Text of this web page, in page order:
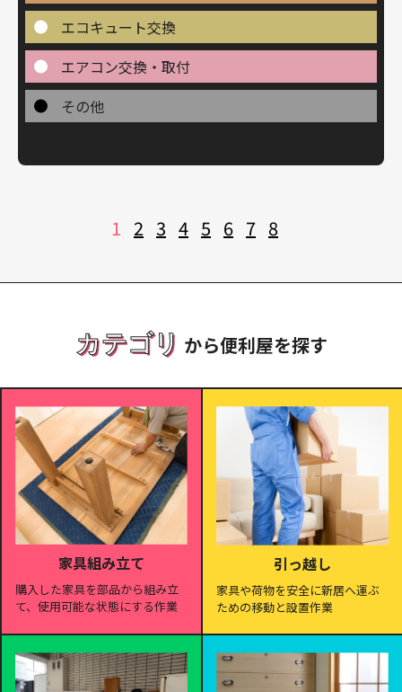
エコキュート交換
エアコン交換・取付
その他
ー
1 2 3 4 5 6 7 8
カテゴリ から便利屋を探す
家具組み立て
購入した家具を部品から組み立
て、使用可能な状態にする作業
引っ越し
家具や荷物を安全に新居へ運ぶ
ための移動と設置作業